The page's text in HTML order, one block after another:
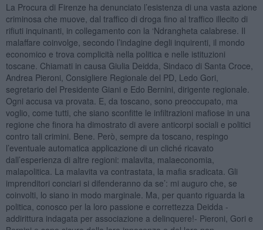
La Procura di Firenze ha denunciato l’esistenza di una vasta azione
criminosa che muove, dal traffico di droga fino al traffico illecito di
rifiuti inquinanti, in collegamento con la ‘Ndrangheta calabrese. Il
malaffare coinvolge, secondo l’indagine degli inquirenti, il mondo
economico e trova complicità nella politica e nelle istituzioni
toscane. Chiamati in causa Giulia Deidda, Sindaco di Santa Croce,
Andrea Pieroni, Consigliere Regionale del PD, Ledo Gori,
segretario del Presidente Giani e Edo Bernini, dirigente regionale.
Ogni accusa va provata. E, da toscano, sono preoccupato, ma
voglio, come tutti, che siano sconfitte le infiltrazioni mafiose in una
regione che finora ha dimostrato di avere anticorpi sociali e politici
contro tali crimini. Bene. Però, sempre da toscano, respingo
l’eventuale automatica applicazione di un cliché ricavato
dall’esperienza di altre regioni: malavita, malaeconomia,
malapolitica. La malavita va contrastata, la mafia sradicata. Gli
imprenditori conciari si difenderanno da se’: mi auguro che, se
coinvolti, lo siano in modo marginale. Ma, per quanto riguarda la
politica, conosco per la loro passione e correttezza Deidda -
addirittura indagata per associazione a delinquere!- Pieroni, Gori e